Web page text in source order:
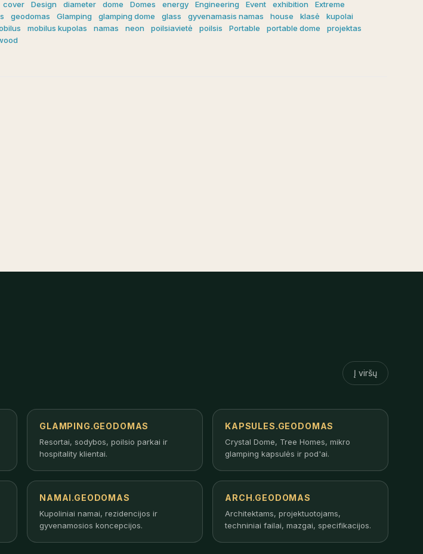
cover Design diameter dome Domes energy Engineering Event exhibition
Extreme
geodomas Glamping glamping dome glass gyvenamasis namas house klasė
kupolai
mobilus kupolas namas neon poilsiavietė poilsis Portable portable dome
projektas
Į viršų
GLAMPING.GEODOMAS
Resortai, sodybos, poilsio parkai ir
hospitality klientai.
KAPSULES.GEODOMAS
Crystal Dome, Tree Homes, mikro
glamping kapsulės ir pod'ai.
NAMAI.GEODOMAS
Kupoliniai namai, rezidencijos ir
gyvenamosios koncepcijos.
ARCH.GEODOMAS
Architektams, projektuotojams,
techniniai failai, mazgai, specifikacijos.